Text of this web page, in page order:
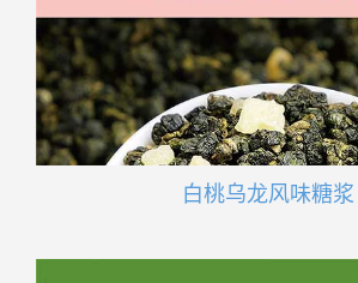
白桃乌龙风味糖浆